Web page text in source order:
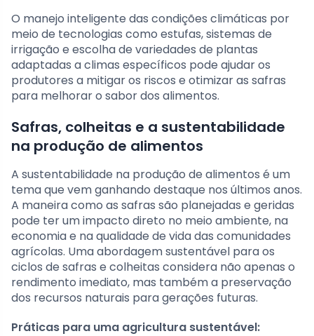
O manejo inteligente das condições climáticas por
meio de tecnologias como estufas, sistemas de
irrigação e escolha de variedades de plantas
adaptadas a climas específicos pode ajudar os
produtores a mitigar os riscos e otimizar as safras
para melhorar o sabor dos alimentos.
Safras, colheitas e a sustentabilidade
na produção de alimentos
A sustentabilidade na produção de alimentos é um
tema que vem ganhando destaque nos últimos anos.
A maneira como as safras são planejadas e geridas
pode ter um impacto direto no meio ambiente, na
economia e na qualidade de vida das comunidades
agrícolas. Uma abordagem sustentável para os
ciclos de safras e colheitas considera não apenas o
rendimento imediato, mas também a preservação
dos recursos naturais para gerações futuras.
Práticas para uma agricultura sustentável: